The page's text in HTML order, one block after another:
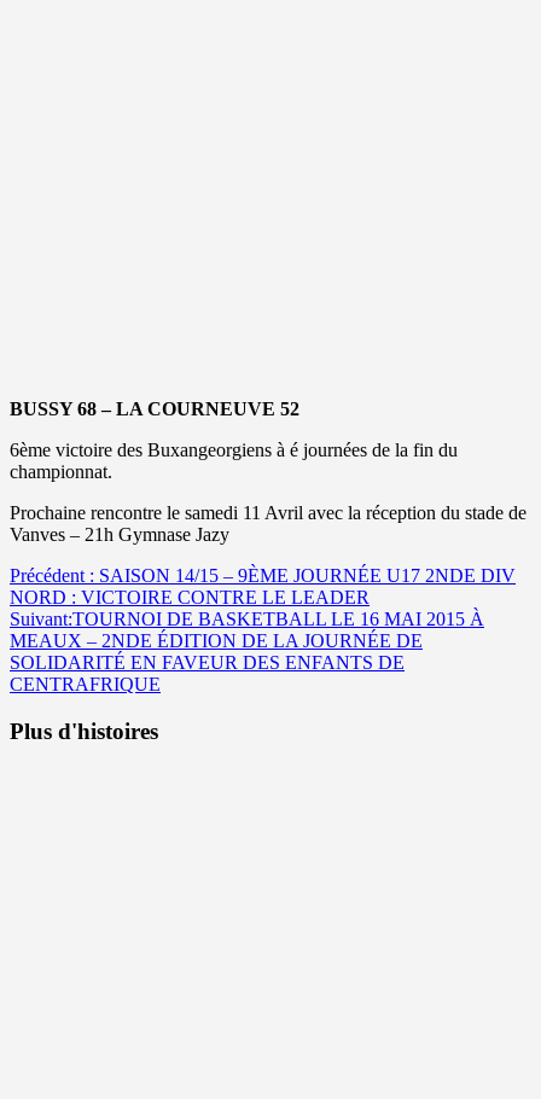
BUSSY 68 – LA COURNEUVE 52
6ème victoire des Buxangeorgiens à é journées de la fin du
championnat.
Prochaine rencontre le samedi 11 Avril avec la réception du stade de
Vanves – 21h Gymnase Jazy
Navigation
d’article
Précédent : SAISON 14/15 – 9ÈME JOURNÉE U17 2NDE DIV
NORD : VICTOIRE CONTRE LE LEADER
Suivant:TOURNOI DE BASKETBALL LE 16 MAI 2015 À
MEAUX – 2NDE ÉDITION DE LA JOURNÉE DE
SOLIDARITÉ EN FAVEUR DES ENFANTS DE
CENTRAFRIQUE
Plus d'histoires